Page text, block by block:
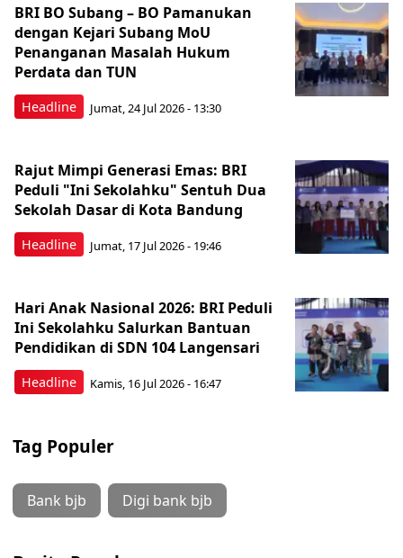
Headline
BRI BO Subang – BO Pamanukan
dengan Kejari Subang MoU
Penanganan Masalah Hukum
Perdata dan TUN
Jumat, 24 Jul 2026 - 13:30
Headline
Rajut Mimpi Generasi Emas: BRI
Peduli "Ini Sekolahku" Sentuh Dua
Sekolah Dasar di Kota Bandung
Jumat, 17 Jul 2026 - 19:46
Headline
Hari Anak Nasional 2026: BRI Peduli
Ini Sekolahku Salurkan Bantuan
Pendidikan di SDN 104 Langensari
Kamis, 16 Jul 2026 - 16:47
Tag Populer
Bank bjb Digi bank bjb